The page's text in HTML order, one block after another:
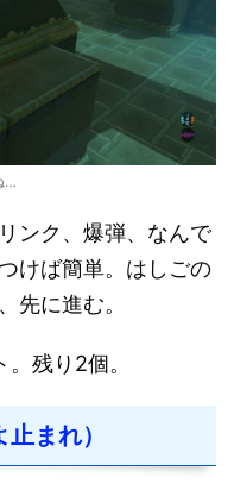
…
ンク、爆弾、なんで
けば簡単。はしごの
先に進む。
残り2個。
まれ）